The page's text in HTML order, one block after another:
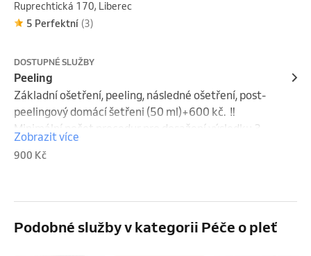
opečuje vaši krásu zevnitř i zvenčí.
Ruprechtická 170, Liberec
5 Perfektní (3)
DOSTUPNÉ SLUŽBY
Peeling
Základní ošetření, peeling, následné ošetření, post-
peelingový domácí šetřeni (50 ml)+600 kč.  ‼️
Minimální počet procedur pro dosažení výsledku 3
procedury‼️
Zobrazit více
900 Kč
Podobné služby v kategorii Péče o pleť